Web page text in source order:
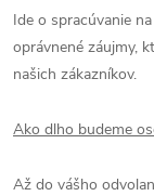
Ide o spracúvanie
oprávnené záujmy,
našich zákazníkov.
Ako dlho budeme
Až do vášho